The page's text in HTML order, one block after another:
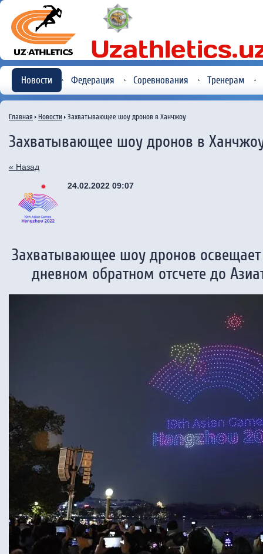
Новости Федерация Соревнования Тренерам
Главная Новости Захватывающее шоу дронов в Ханчжоу
Захватывающее шоу дронов в
« Назад
24.02.2022 09:07
Захватывающее шоу дронов
дневном обратном отсчете до